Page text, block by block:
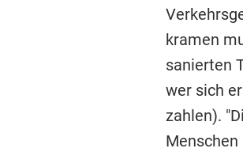
kramen
sanierten
wer sich
zahlen).